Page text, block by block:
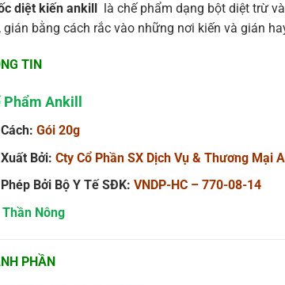
diệt kiến ankill
là chế phẩm dạng bột diệt trừ
gián bằng cách rắc vào những nơi kiến và gián
TIN
Phẩm Ankill
Gói 20g
Bởi: Cty Cổ Phần SX Dịch Vụ & Thương Mại
Bởi Bộ Y Tế SĐK: VNDP-HC – 770-08-14
Thần Nông
PHẦN